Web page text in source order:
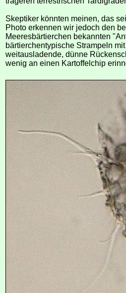
Skeptiker könnten meinen, das
Photo erkennen wir jedoch den
Meeresbärtierchen bekannten
bärtierchentypische Strampeln
weitausladende, dünne
wenig an einen Kartoffelchip